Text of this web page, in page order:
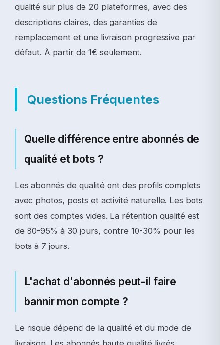
qualité sur plus de 20 plateformes, avec des
descriptions claires, des garanties de
remplacement et une livraison progressive par
défaut. À partir de 1€ seulement.
Questions Fréquentes
Quelle différence entre abonnés de
qualité et bots ?
Les abonnés de qualité ont des profils complets
avec photos, posts et activité naturelle. Les bots
sont des comptes vides. La rétention qualité est
de 80-95% à 30 jours, contre 10-30% pour les
bots à 7 jours.
L'achat d'abonnés peut-il faire
bannir mon compte ?
Le risque dépend de la qualité et du mode de
livraison. Les abonnés haute qualité livrés